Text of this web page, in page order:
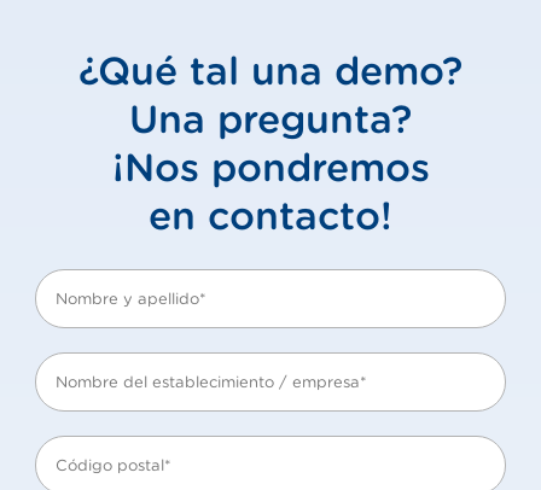
¿Qué tal una demo?
Una pregunta?
¡Nos pondremos
en contacto!